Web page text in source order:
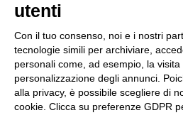
utenti
Con il tuo consenso, noi e i nostri
tecnologie simili per archiviare,
personali come, ad esempio, la visita
personalizzazione degli annunci.
alla privacy, è possibile scegliere di
cookie. Clicca su preferenze GDPR